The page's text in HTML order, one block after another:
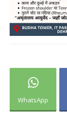
WhatsApp